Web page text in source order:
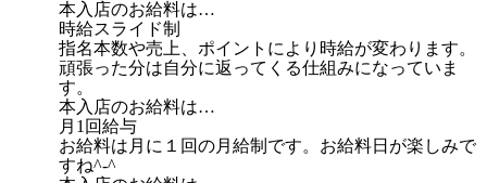
本入店のお給料は…
時給スライド制
指名本数や売上、ポイントにより時給が変わります。
頑張った分は自分に返ってくる仕組みになっていま
す。
本入店のお給料は…
月1回給与
お給料は月に１回の月給制です。お給料日が楽しみで
すね^-^